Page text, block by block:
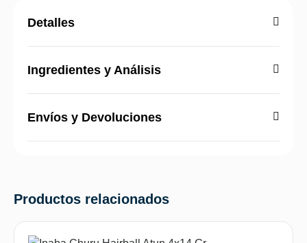
Detalles
Ingredientes y Análisis
Envíos y Devoluciones
Productos relacionados